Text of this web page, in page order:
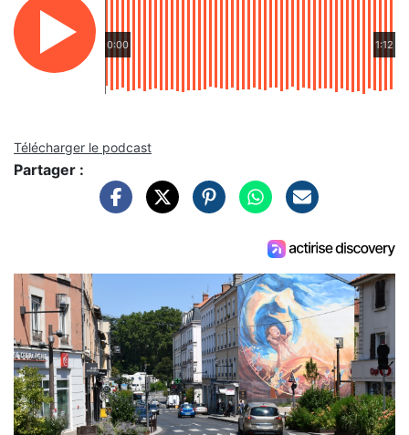
0:00 1:12
Télécharger le podcast
Partager :